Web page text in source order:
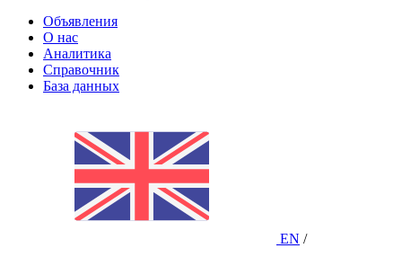
Объявления
О нас
Аналитика
Справочник
База данных
EN /